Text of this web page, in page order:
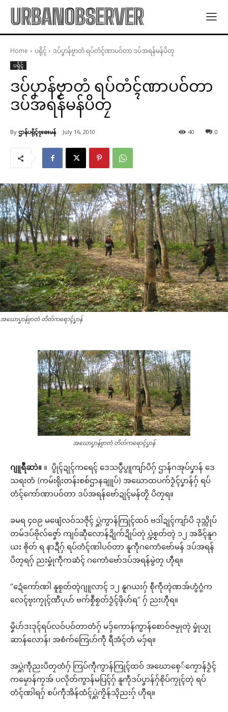
URBANOBSERVER
Home ပရိုၚ် ဒပ်ပၞာန်ဗၟာတံ ရပ်တံၚ်ဏာပဝ်တာ ဒပ်အရန်မန်ပိတၠ
ပရိုၚ်
ဒပ်ပၞာန်ဗၟာတံ ရပ်တံၚ်ဏာပဝ်တာ
ဒပ်အရန်မန်ပိတၠ
By ဌာန်ပရိုၚ်ဗၠးၜးမန် July 16, 2010 0
40
အဃောပၞာန်ဗၟာတံ တိတ်ကရောၚ်ပၞာန်
အဃောပၞာန်ဗၟာတံ တိတ်ကရောၚ်ပၞာန်
ဂျူရဳဆာဲ။ ။ ပွိုၚ်ဍုၚ်ကရေၚ် ဒေသပွဳပွူကျာ်ပိဂှ် ဌာန်ဂအုပ်ပၞာန် ဒေ
သရးတံ (ကမ်းရိုးတန်းစစ်ဌာနချူပ်) အဃောထပက်ဒၟံၚ်ပၞာန်ဂှ် ရပ်
တံၚ်ကော်ဏာပဝ်တာ ဒပ်အရန်ဗော်ဍုၚ်မန်တၟိ ပိတၠရ။
ခမရ ၄၀၉ မဖျေံလဝ်သဇိုၚ် ပ္ဋဲကွာန်ကြုၚ်ထဝ် ဗဒါဲဍုၚ်ကျာ်ပိ ဒုသ္ကိုပ်
တမ်ဒပ်ဗိုလ်ဇၞော် ကျဝ်ဆဵုလောန်ဍိုက်ဍိုပ်တုဲ ပ္ဍဲစၟတ်တ္ၚဲ ၁၂ အခိၚ်နူဂ
ယး ၜိုတ် ရ နာဍဳဂှ် ရပ်တံၚ်ဏါပဝ်တာ နူကဵုဂကောံဗော်မန် ဒပ်အရန်
ပိတၠရဂှ် ညးမၞုံကဵုကဆံၚ် ဂကောံဗော်ဒပ်အရန်မွဲတၠ ဟီုရ။
“ဍေံကော်ဏါ နူစၟတ်တ္ၚဲဂျူလာၚ် ၁၂ နူဂယးဂှ် စဵုကဵုတ္ၚဲဏအ်ဟွံဂွံက
လေၚ်ဗၠးကၠုၚ်ဏီပုဟ် ဗက်စၟဳစၟတ်ဒၟံၚ်ဖိုဟ်ရ” ဂှ် ညးဟီုရ။
မၞိဟ်ဒးဒုၚ်ရပ်လဝ်ပဝ်တာတံဂှ် မဒှ်ကောန်ကွာန်စောဝ်ဇမၠုတုဲ မၞုံယၟု
ဆာန်လောန်၊ အစံက်ကြေဟ်ကဵု ရဳအံၚ်တံ မဒှ်ရ။
အပ္ဋဲကဵုညးပိတၠတံဂှ် ကြပ်ကဵုကွာန်ကြုၚ်ထဝ် အဃောစှေ်ကၠောန်ဒၟံၚ်
ကမၠောန်ကၠအ် ပလိုတ်ကွာန်မပြၚ်ဂှ် နူကဵုဒပ်ပၞာန်ဂှ်စိုပ်ကၠုၚ်တုဲ ရပ်
တံၚ်ဏါရဂှ် စပ်ကဵုအိန်ထံၚ်ပ္ဋဲကၟိန်သ္ၚိညးဂှ် ဟီုရ။